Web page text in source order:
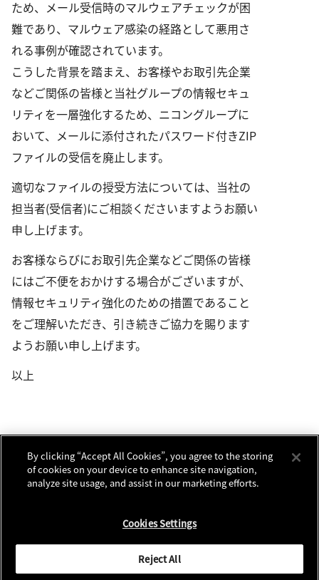
ため、メール受信時のマルウェアチェックが困
難であり、マルウェア感染の経路として悪用さ
れる事例が確認されています。
こうした背景を踏まえ、お客様やお取引先企業
などご関係の皆様と当社グループの情報セキュ
リティを一層強化するため、ニコングループに
おいて、メールに添付されたパスワード付きZIP
ファイルの受信を廃止します。
適切なファイルの授受方法については、当社の
担当者(受信者)にご相談くださいますようお願い
申し上げます。
お客様ならびにお取引先企業などご関係の皆様
にはご不便をおかけする場合がございますが、
情報セキュリティ強化のための措置であること
をご理解いただき、引き続きご協力を賜ります
ようお願い申し上げます。
以上
ニュースサイト更新情報RSSについてソーシャルメディアアカウント
個人情報保護について利用規程クッキーノーティス
© 2026 Nikon Corporation
By clicking “Accept All Cookies”, you agree to the storing
of cookies on your device to enhance site navigation,
analyze site usage, and assist in our marketing efforts.
Cookies Settings
Reject All